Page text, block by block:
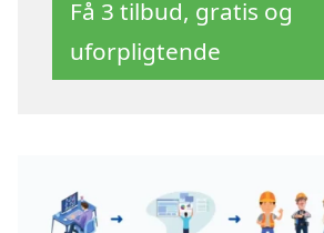
Få 3 tilbud, gratis og
uforpligtende